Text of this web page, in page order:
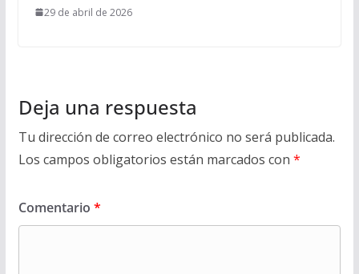
29 de abril de 2026
Deja una respuesta
Tu dirección de correo electrónico no será publicada.
Los campos obligatorios están marcados con *
Comentario *